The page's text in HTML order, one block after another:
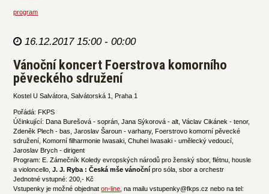
program
16.12.2017 15:00 - 00:00
Vánoční koncert Foerstrova komorního
pěveckého sdružení
Kostel U Salvátora, Salvátorská 1, Praha 1
Pořádá: FKPS
Účinkující: Dana Burešová - soprán, Jana Sýkorová - alt, Václav Cikánek - tenor,
Zdeněk Plech - bas, Jaroslav Šaroun - varhany, Foerstrovo komorní pěvecké
sdružení, Komorní filharmonie Iwasaki, Chuhei Iwasaki - umělecký vedoucí,
Jaroslav Brych - dirigent
Program: E. Zámečník Koledy evropských národů pro ženský sbor, flétnu, housle
a violoncello, J. J. Ryba : Česká mše vánočnípro sóla, sbor a orchestr
Jednotné vstupné: 200,- Kč
Vstupenky je možné objednaton-line , na mailu vstupenky@fkps.cz nebo na tel: